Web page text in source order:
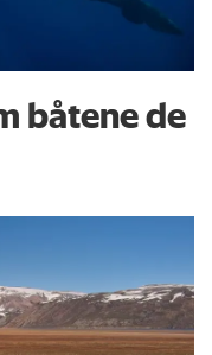
båtene de